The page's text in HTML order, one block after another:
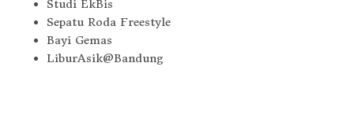
Studi EkBis
Sepatu Roda Freestyle
Bayi Gemas
LiburAsik@Bandung